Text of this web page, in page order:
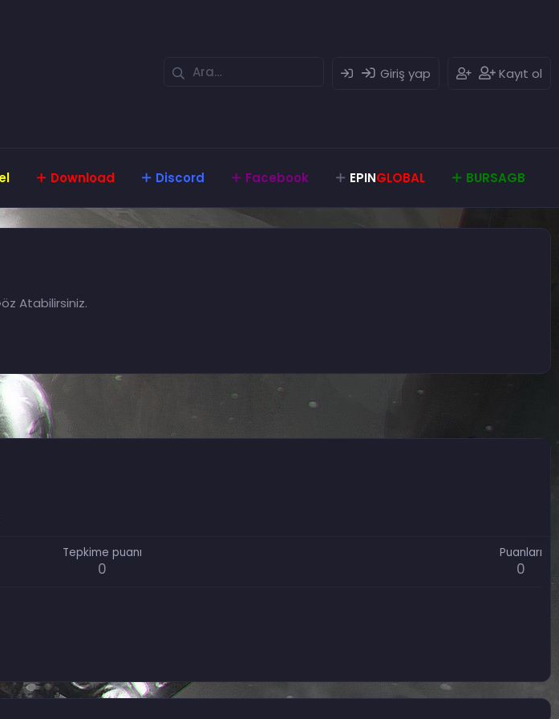
Giriş yap Kayıt ol
Download Discord Facebook EPINGLOBAL BURSAGB
Atabilirsiniz.
Tepkime puanı
0
Puanları
0